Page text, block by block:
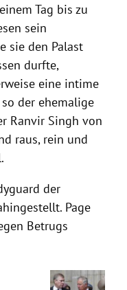
Tag bis zu
sein
sie den Palast
durfte,
eine intime
der ehemalige
Ranvir Singh von
raus, rein und
der
Page
Betrugs